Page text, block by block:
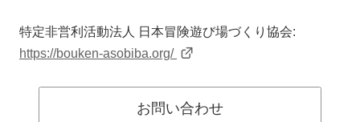
特定非営利活動法人 日本冒険遊び場づくり協会:
https://bouken-asobiba.org/
お問い合わせ